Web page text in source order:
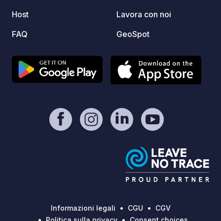
Host
FAQ
Lavora con noi
GeoSpot
Informazioni legali CGU
CGV